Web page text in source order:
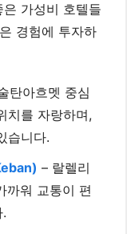
가성비 호텔들
경험에 투자하
탄아흐멧 중심
치를 자랑하며,
습니다.
– 랄렐리
까워 교통이 편